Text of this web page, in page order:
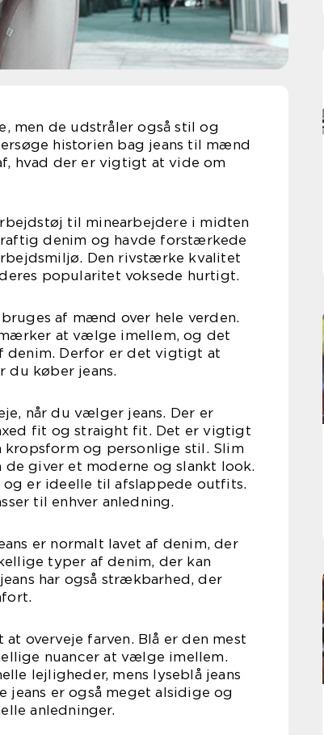
men de udstråler også stil og
historien bag jeans til mænd
hvad der er vigtigt at vide om
til minearbejdere i midten
denim og havde forstærkede
Den rivstærke kvalitet
popularitet voksede hurtigt.
af mænd over hele verden.
at vælge imellem, og det
denim. Derfor er det vigtigt at
du køber jeans.
når du vælger jeans. Der er
fit og straight fit. Det er vigtigt
og personlige stil. Slim
giver et moderne og slankt look.
og er ideelle til afslappede outfits.
til enhver anledning.
er normalt lavet af denim, der
typer af denim, der kan
har også strækbarhed, der
overveje farven. Blå er den mest
nuancer at vælge imellem.
lejligheder, mens lyseblå jeans
er også meget alsidige og
anledninger.